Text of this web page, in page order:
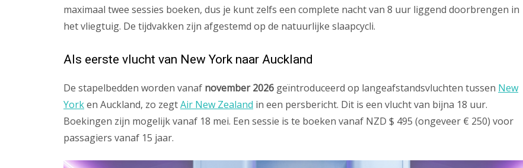
maximaal twee sessies boeken, dus je kunt zelfs een complete nacht van 8 uur liggend doorbrengen in
het vliegtuig. De tijdvakken zijn afgestemd op de natuurlijke slaapcycli.
Als eerste vlucht van New York naar Auckland
De stapelbedden worden vanaf november 2026 geïntroduceerd op langeafstandsvluchten tussen New
Yorken Auckland, zo zegtAir New Zealand in een persbericht. Dit is een vlucht van bijna 18 uur.
Boekingen zijn mogelijk vanaf 18 mei. Een sessie is te boeken vanaf NZD $ 495 (ongeveer € 250) voor
passagiers vanaf 15 jaar.